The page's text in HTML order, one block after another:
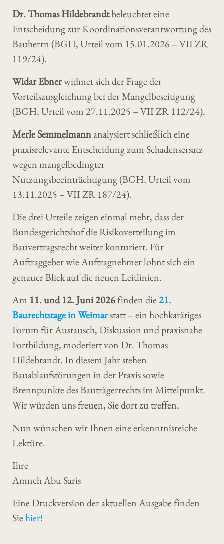
Dr. Thomas Hildebrandtbeleuchtet eine
Entscheidung zur Koordinationsverantwortung des
Bauherrn (BGH, Urteil vom 15.01.2026 – VII ZR
119/24).
Widar Ebnerwidmet sich der Frage der
Vorteilsausgleichung bei der Mangelbeseitigung
(BGH, Urteil vom 27.11.2025 – VII ZR 112/24).
Merle Semmelmannanalysiert schließlich eine
praxisrelevante Entscheidung zum Schadensersatz
wegen mangelbedingter
Nutzungsbeeinträchtigung (BGH, Urteil vom
13.11.2025 – VII ZR 187/24).
Die drei Urteile zeigen einmal mehr, dass der
Bundesgerichtshof die Risikoverteilung im
Bauvertragsrecht weiter konturiert. Für
Auftraggeber wie Auftragnehmer lohnt sich ein
genauer Blick auf die neuen Leitlinien.
Am 11. und 12. Juni 2026finden die21.
Baurechtstage in Weimarstatt – ein hochkarätiges
Forum für Austausch, Diskussion und praxisnahe
Fortbildung, moderiert von Dr. Thomas
Hildebrandt. In diesem Jahr stehen
Bauablaufstörungen in der Praxis sowie
Brennpunkte des Bauträgerrechts im Mittelpunkt.
Wir würden uns freuen, Sie dort zu treffen.
Nun wünschen wir Ihnen eine erkenntnisreiche
Lektüre.
Ihre
Amneh Abu Saris
Eine Druckversion der aktuellen Ausgabe finden
Siehier!